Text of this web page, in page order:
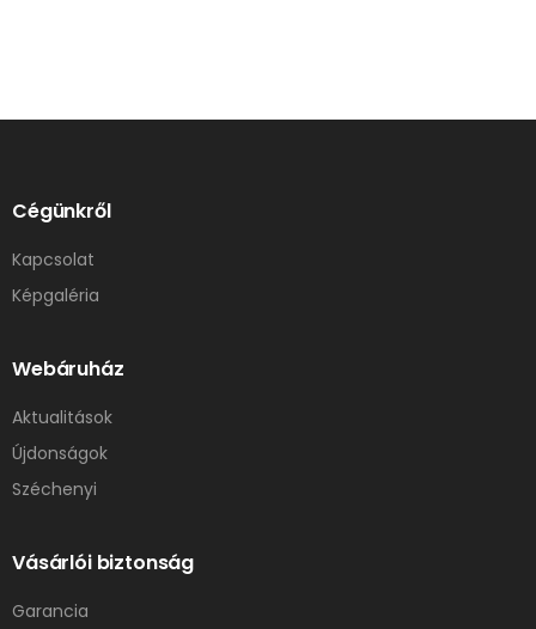
Cégünkről
Kapcsolat
Képgaléria
Webáruház
Aktualitások
Újdonságok
Széchenyi
Vásárlói biztonság
Garancia